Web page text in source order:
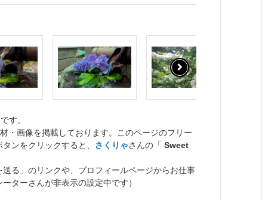
す。
・画像を掲載しております。このページのフリー
ンをクリックすると、 さくりゃさんの「 Sweet
る」のリンクや、プロフィールページからお仕事
ターさんが非表示の設定中です）